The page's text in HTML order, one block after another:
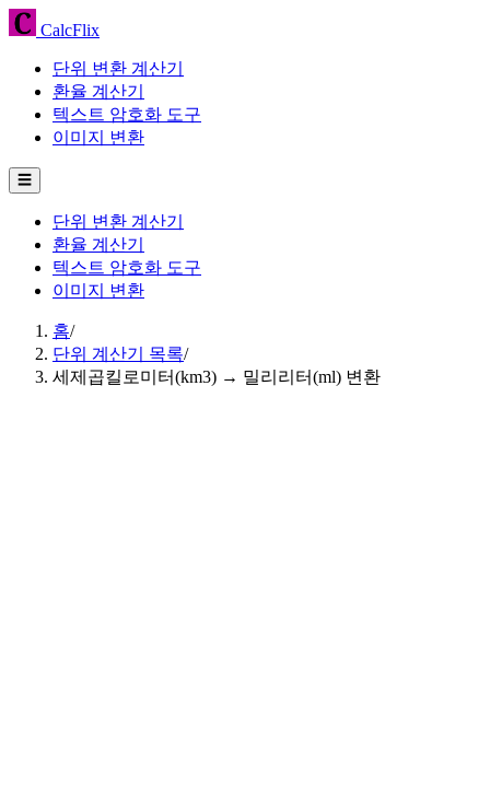
CalcFlix
단위 변환 계산기
환율 계산기
텍스트 암호화 도구
이미지 변환
☰
단위 변환 계산기
환율 계산기
텍스트 암호화 도구
이미지 변환
홈/
단위 계산기 목록/
세제곱킬로미터(km3) → 밀리리터(ml) 변환